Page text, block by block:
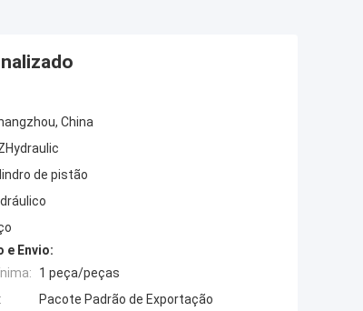
China
de pistão
e Envio:
1 peça/peças
Pacote Padrão de Exportação